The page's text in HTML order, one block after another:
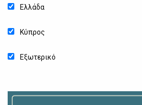
Ελλάδα
Κύπρος
Εξωτερικό